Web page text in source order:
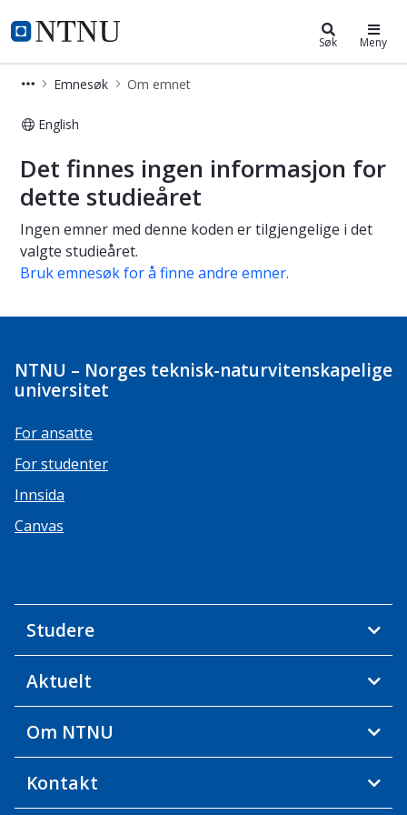
NTNU Hjemmeside
Studier Søk Meny
Emnesøk Om emnet
English
Om emnet
Det finnes ingen informasjon for
dette studieåret
Ingen emner med denne koden er tilgjengelige i det
valgte studieåret.
Bruk emnesøk for å finne andre emner.
NTNU – Norges teknisk-naturvitenskapelige
universitet
For ansatte
For studenter
Innsida
Canvas
Studere
Aktuelt
Om NTNU
Kontakt